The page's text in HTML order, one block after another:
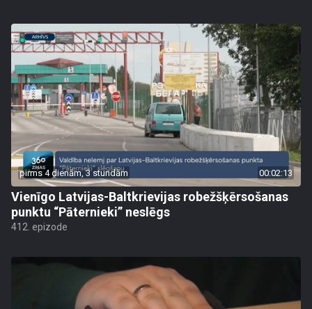
pirms 4 dienām, 3 stundām 00:02:13
Vienīgo Latvijas-Baltkrievijas robežšķērsošanas
punktu “Pāternieki” neslēgs
412. epizode